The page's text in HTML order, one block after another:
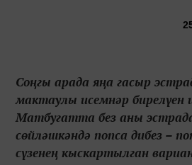
Соңгы арада яңа гасыр
мактаулы исемнәр бирелүен
Матбугатта без аны
сөйләшкәндә попса дибез –
сүзенең кыскартылган